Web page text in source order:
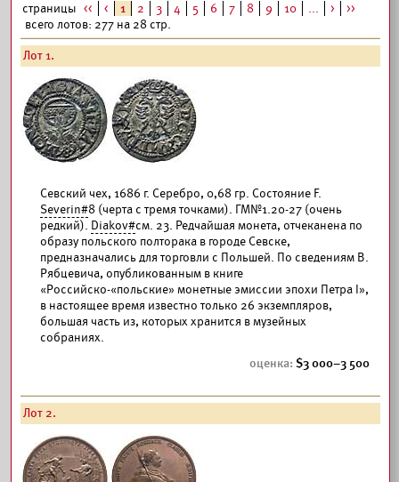
страницы << < 1 2 3 4 5 6 7 8 9 10 ... >
>>
всего лотов: 277 на 28 стр.
Лот 1.
Севский чех, 1686 г. Серебро, 0,68 гр. Состояние F.
Severin#8 (черта с тремя точками). ГМ№1.20-27 (очень
редкий). Diakov#см. 23. Редчайшая монета, отчеканена по
образу польского полторака в городе Севске,
предназначались для торговли с Польшей. По сведениям В.
Рябцевича, опубликованным в книге
«Российско-«польские» монетные эмиссии эпохи Петра I»,
в настоящее время известно только 26 экземпляров,
большая часть из, которых хранится в музейных
собраниях.
3 000–3 500
Лот 2.